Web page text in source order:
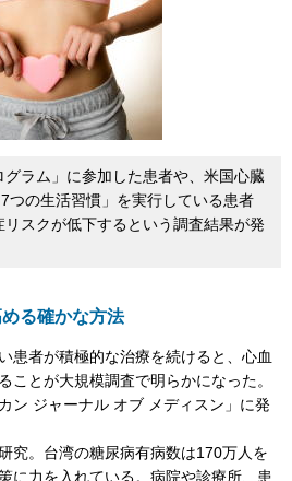
ラム」に参加した患者や、米国心臓
つの生活習慣」を実行している患者
スクが低下するという調査結果が発
る確かな方法
患者が積極的な治療を続けると、心血
ことが大規模調査で明らかになった。
ン ジャーナル オブ メディスン」に発
究。台湾の糖尿病有病数は170万人を
に力を入れている。病院や診療所、患